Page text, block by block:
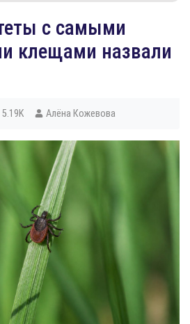
с самыми
клещами назвали
5.19K Алёна Кожевова